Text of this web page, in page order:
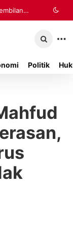
Sentosa
Politik